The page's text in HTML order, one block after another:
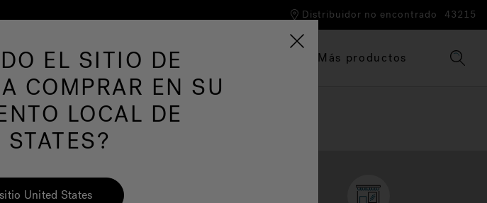
Distribuidor no encontrado 43215
Tinas de hidromasaje Más productos
EL SITIO DE
COMPRAR EN SU
LOCAL DE
United States